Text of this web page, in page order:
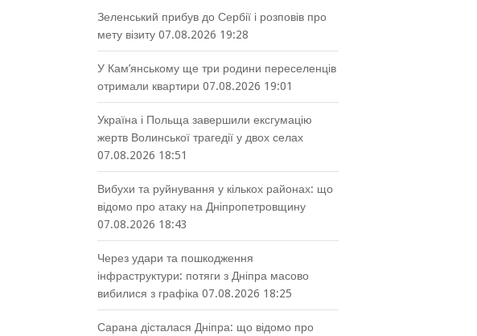
Зеленський прибув до Сербії і розповів про
мету візиту 07.08.2026 19:28
У Кам’янському ще три родини переселенців
отримали квартири 07.08.2026 19:01
Україна і Польща завершили ексгумацію
жертв Волинської трагедії у двох селах
07.08.2026 18:51
Вибухи та руйнування у кількох районах: що
відомо про атаку на Дніпропетровщину
07.08.2026 18:43
Через удари та пошкодження
інфраструктури: потяги з Дніпра масово
вибилися з графіка 07.08.2026 18:25
Сарана дісталася Дніпра: що відомо про